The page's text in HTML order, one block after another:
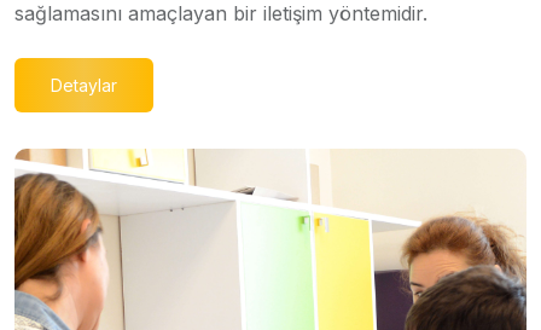
sağlamasını amaçlayan bir iletişim yöntemidir.
Detaylar